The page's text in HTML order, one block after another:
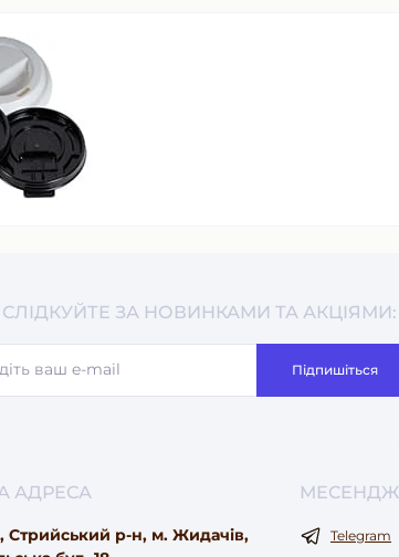
СЛІДКУЙТЕ ЗА НОВИНКАМИ ТА АКЦІЯМИ:
Підпишіться
АДРЕСА
Стрийський р-н, м. Жидачів,
Telegram